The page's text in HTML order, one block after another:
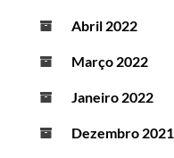
Abril 2022
Março 2022
Janeiro 2022
Dezembro 2021